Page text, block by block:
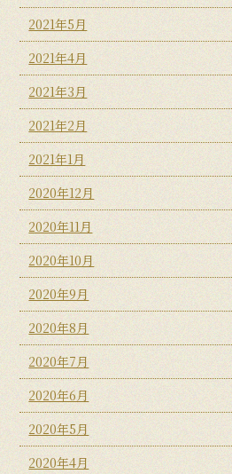
2021年5月
2021年4月
2021年3月
2021年2月
2021年1月
2020年12月
2020年11月
2020年10月
2020年9月
2020年8月
2020年7月
2020年6月
2020年5月
2020年4月